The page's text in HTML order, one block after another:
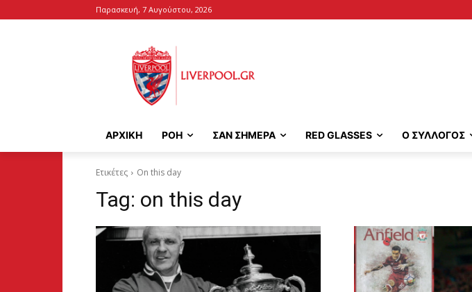
Παρασκευή, 7 Αυγούστου, 2026
ΑΡΧΙΚΉ ΡΟΗ ΣΑΝ ΣΗΜΕΡΑ RED GLASSES Ο ΣΥΛΛΟΓΟΣ
Ετικέτες On this day
Tag: on this day